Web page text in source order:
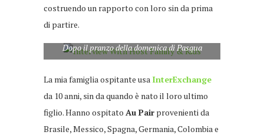
costruendo un rapporto con loro sin da prima
di partire.
Dopo il pranzo della domenica di Pasqua
La mia famiglia ospitante usa InterExchange
da 10 anni, sin da quando è nato il loro ultimo
figlio. Hanno ospitato Au Pair provenienti da
Brasile, Messico, Spagna, Germania, Colombia e